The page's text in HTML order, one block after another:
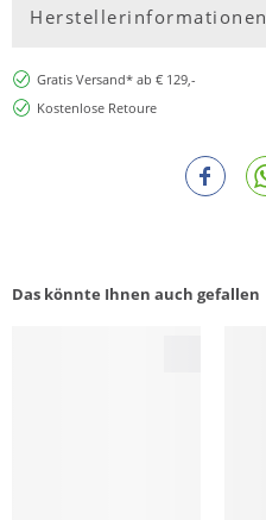
Herstellerinformationen
Gratis Versand* ab € 129,-
Kostenlose Retoure
Das könnte Ihnen auch gefallen